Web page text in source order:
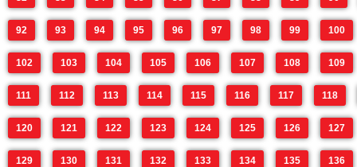
92 93 94 95 96 97 98 99 100
102 103 104 105 106 107 108 109
111 112 113 114 115 116 117 118
120 121 122 123 124 125 126 127
129 130 131 132 133 134 135 136